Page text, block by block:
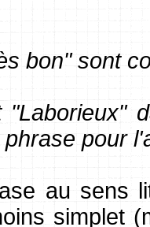
bon" sont
pour
au sens
simplet